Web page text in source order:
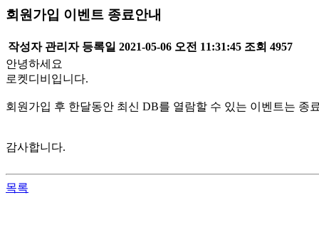
회원가입 이벤트 종료안내
작성자 관리자 등록일 2021-05-06 오전 11:31:45 조회 4957
안녕하세요
로켓디비입니다.
회원가입 후 한달동안 최신 DB를 열람할 수 있는 이벤트는 종
감사합니다.
목록